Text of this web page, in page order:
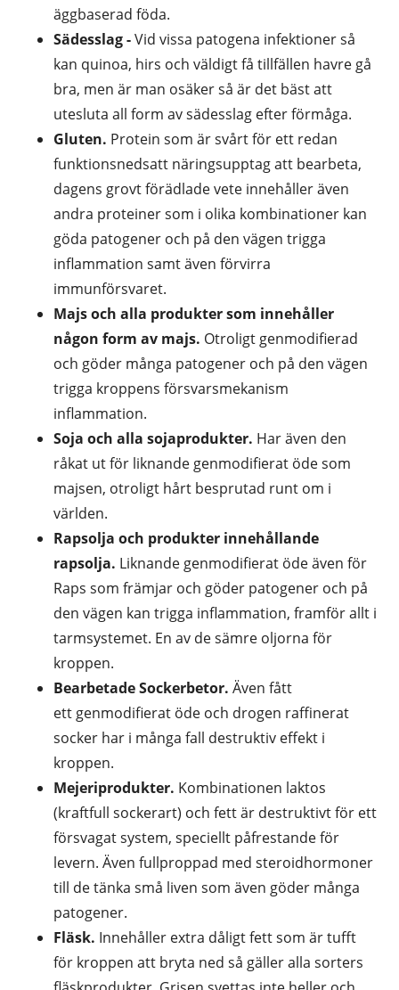
äggbaserad föda.
Sädesslag -Vid vissa patogena infektioner så
kan quinoa, hirs och väldigt få tillfällen havre gå
bra, men är man osäker så är det bäst att
utesluta all form av sädesslag efter förmåga.
Gluten. Protein som är svårt för ett redan
funktionsnedsatt näringsupptag att bearbeta,
dagens grovt förädlade vete innehåller även
andra proteiner som i olika kombinationer kan
göda patogener och på den vägen trigga
inflammation samt även förvirra
immunförsvaret.
Majs och alla produkter som innehåller
någon form av majs. Otroligt genmodifierad
och göder många patogener och på den vägen
trigga kroppens försvarsmekanism
inflammation.
Soja och alla sojaprodukter. Har även den
råkat ut för liknande genmodifierat öde som
majsen, otroligt hårt besprutad runt om i
världen.
Rapsolja och produkter innehållande
rapsolja. Liknande genmodifierat öde även för
Raps som främjar och göder patogener och på
den vägen kan trigga inflammation, framför allt i
tarmsystemet. En av de sämre oljorna för
kroppen.
Bearbetade Sockerbetor. Även fått
ett genmodifierat öde och drogen raffinerat
socker har i många fall destruktiv effekt i
kroppen.
Mejeriprodukter. Kombinationen laktos
(kraftfull sockerart) och fett är destruktivt för ett
försvagat system, speciellt påfrestande för
levern. Även fullproppad med steroidhormoner
till de tänka små liven som även göder många
patogener.
Fläsk. Innehåller extra dåligt fett som är tufft
för kroppen att bryta ned så gäller alla sorters